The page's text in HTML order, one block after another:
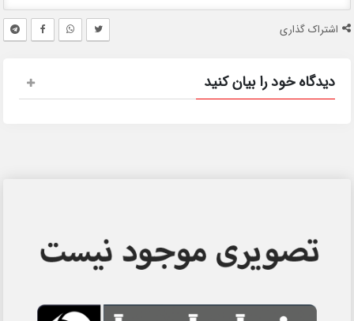
اشتراک گذاری
دیدگاه خود را بیان کنید